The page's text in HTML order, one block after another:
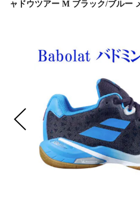
ャドウツアー M ブラック/ブルー